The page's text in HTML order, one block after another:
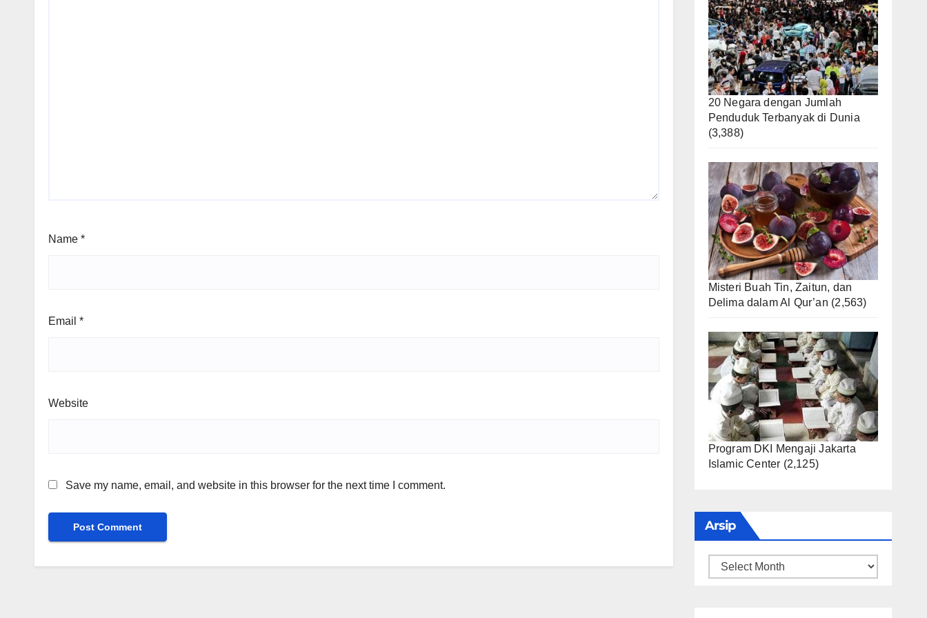
Name *
Email *
Website
Save my name, email, and website in this browser for the next time I comment.
20 Negara dengan Jumlah
Penduduk Terbanyak di Dunia
(3,388)
Misteri Buah Tin, Zaitun, dan
Delima dalam Al Qur’an (2,563)
Program DKI Mengaji Jakarta
Islamic Center (2,125)
Arsip
Arsip